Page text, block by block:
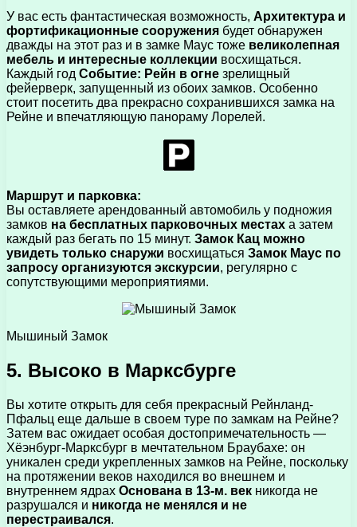
У вас есть фантастическая возможность, Архитектура и
фортификационные сооружения будет обнаружен
дважды на этот раз и в замке Маус тоже великолепная
мебель и интересные коллекции восхищаться.
Каждый год Событие: Рейн в огне зрелищный
фейерверк, запущенный из обоих замков. Особенно
стоит посетить два прекрасно сохранившихся замка на
Рейне и впечатляющую панораму Лорелей.
Маршрут и парковка:
Вы оставляете арендованный автомобиль у подножия
замков на бесплатных парковочных местах а затем
каждый раз бегать по 15 минут. Замок Кац можно
увидеть только снаружи восхищаться Замок Маус по
запросу организуются экскурсии, регулярно с
сопутствующими мероприятиями.
Мышиный Замок
5. Высоко в Марксбурге
Вы хотите открыть для себя прекрасный Рейнланд-
Пфальц еще дальше в своем туре по замкам на Рейне?
Затем вас ожидает особая достопримечательность —
Хёэнбург-Марксбург в мечтательном Браубахе: он
уникален среди укрепленных замков на Рейне, поскольку
на протяжении веков находился во внешнем и
внутреннем ядрах Основана в 13-м. век никогда не
разрушался и никогда не менялся и не
перестраивался.